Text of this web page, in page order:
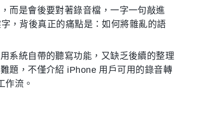
而是會後要對著錄音檔，一字一句敲進
，背後真正的痛點是：如何將雜亂的語
系統自帶的聽寫功能，又缺乏後續的整理
題，不僅介紹 iPhone 用戶可用的錄音轉
作流。